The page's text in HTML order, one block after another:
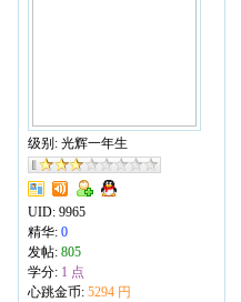
级别: 光辉一年生
UID: 9965
精华: 0
发帖: 805
学分: 1 点
心跳金币: 5294 円